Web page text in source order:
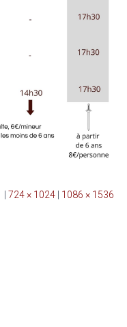
724 × 1024
1086 × 1536